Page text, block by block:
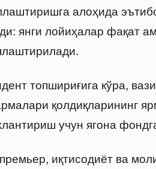
алоҳида
янги лойиҳалар фақат
топшириғига кўра,
қолдиқларининг
учун ягона
иқтисодиёт ва